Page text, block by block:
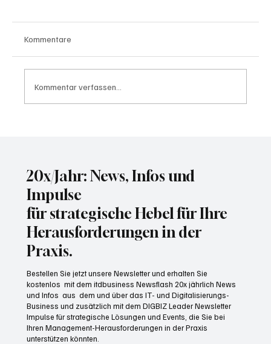
Kommentare
Kommentar verfassen...
20x/Jahr: News, Infos und
Impulse
für strategische Hebel für Ihre
Herausforderungen in der
Praxis.
Bestellen Sie jetzt unsere Newsletter und erhalten Sie
kostenlos mit dem itdbusiness Newsflash 20x jährlich News
und Infos aus dem und über das IT- und Digitalisierungs-
Business und zusätzlich mit dem DIGBIZ Leader Newsletter
Impulse für strategische Lösungen und Events, die Sie bei
Ihren Management-Herausforderungen in der Praxis
unterstützen könnten.